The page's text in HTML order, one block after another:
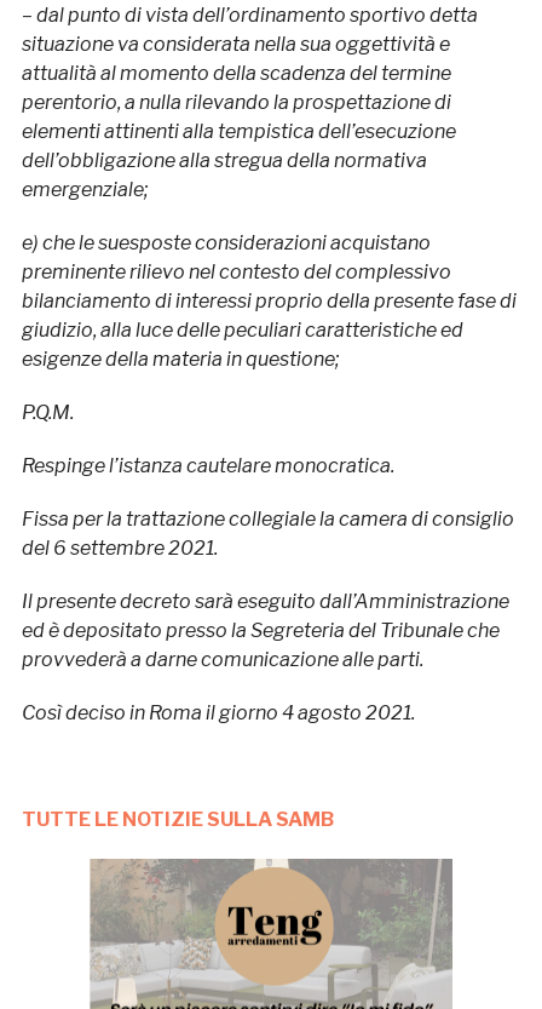
– dal punto di vista dell’ordinamento sportivo detta
situazione va considerata nella sua oggettività e
attualità al momento della scadenza del termine
perentorio, a nulla rilevando la prospettazione di
elementi attinenti alla tempistica dell’esecuzione
dell’obbligazione alla stregua della normativa
emergenziale;
e) che le suesposte considerazioni acquistano
preminente rilievo nel contesto del complessivo
bilanciamento di interessi proprio della presente fase di
giudizio, alla luce delle peculiari caratteristiche ed
esigenze della materia in questione;
P.Q.M.
Respinge l’istanza cautelare monocratica.
Fissa per la trattazione collegiale la camera di consiglio
del 6 settembre 2021.
Il presente decreto sarà eseguito dall’Amministrazione
ed è depositato presso la Segreteria del Tribunale che
provvederà a darne comunicazione alle parti.
Così deciso in Roma il giorno 4 agosto 2021.
TUTTE LE NOTIZIE SULLA SAMB